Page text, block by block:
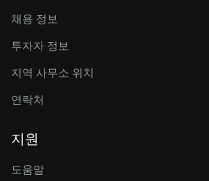
채용 정보
투자자 정보
지역 사무소 위치
연락처
지원
도움말